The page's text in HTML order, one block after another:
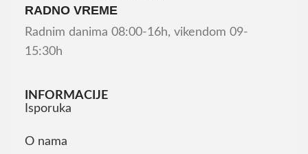
RADNO VREME
Radnim danima 08:00-16h, vikendom 09-
15:30h
INFORMACIJE
Isporuka
O nama